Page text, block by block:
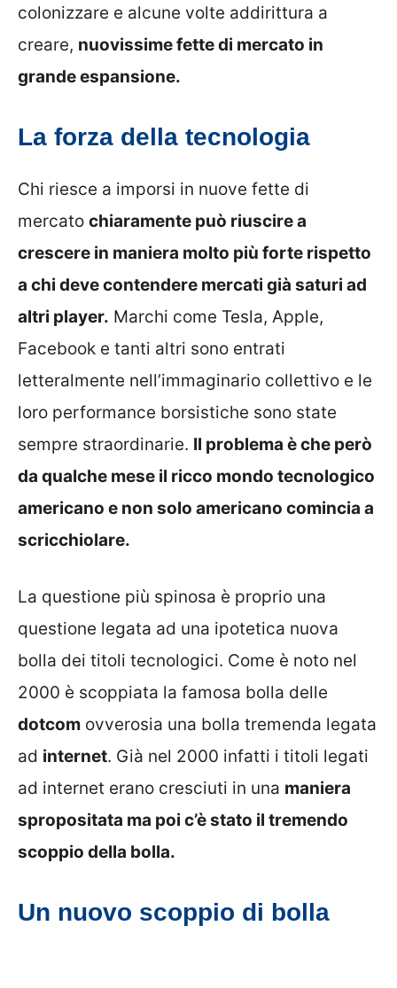
colonizzare e alcune volte addirittura a
creare, nuovissime fette di mercato in
grande espansione.
La forza della tecnologia
Chi riesce a imporsi in nuove fette di
mercato chiaramente può riuscire a
crescere in maniera molto più forte rispetto
a chi deve contendere mercati già saturi ad
altri player. Marchi come Tesla, Apple,
Facebook e tanti altri sono entrati
letteralmente nell’immaginario collettivo e le
loro performance borsistiche sono state
sempre straordinarie. Il problema è che però
da qualche mese il ricco mondo tecnologico
americano e non solo americano comincia a
scricchiolare.
La questione più spinosa è proprio una
questione legata ad una ipotetica nuova
bolla dei titoli tecnologici. Come è noto nel
2000 è scoppiata la famosa bolla delle
dotcom ovverosia una bolla tremenda legata
ad internet. Già nel 2000 infatti i titoli legati
ad internet erano cresciuti in una maniera
spropositata ma poi c’è stato il tremendo
scoppio della bolla.
Un nuovo scoppio di bolla